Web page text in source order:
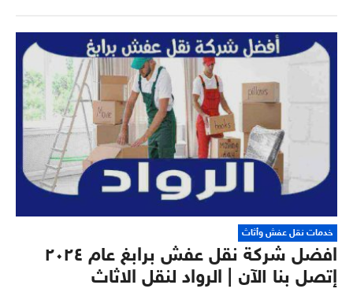
خدمات نقل عفش وأثاث
افضل شركة نقل عفش برابغ عام ٢٠٢٤
إتصل بنا الآن | الرواد لنقل الاثاث